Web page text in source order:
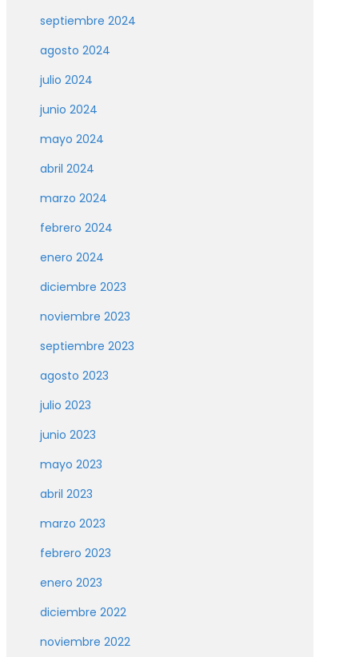
septiembre 2024
agosto 2024
julio 2024
junio 2024
mayo 2024
abril 2024
marzo 2024
febrero 2024
enero 2024
diciembre 2023
noviembre 2023
septiembre 2023
agosto 2023
julio 2023
junio 2023
mayo 2023
abril 2023
marzo 2023
febrero 2023
enero 2023
diciembre 2022
noviembre 2022